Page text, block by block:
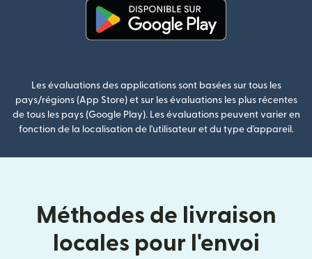
Les évaluations des applications sont basées sur tous les
pays/régions (App Store) et sur les évaluations les plus récentes
de tous les pays (Google Play). Les évaluations peuvent varier en
fonction de la localisation de l'utilisateur et du type d'appareil.
Méthodes de livraison
locales pour l'envoi